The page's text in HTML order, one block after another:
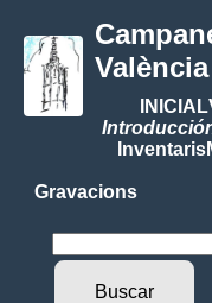
València
INICIAL
Inventaris
Gravacions